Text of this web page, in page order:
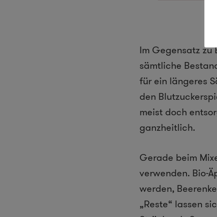
Im Gegensatz
sämtliche
für ein längeres
den
meist doch
ganzheitlich.
Gerade beim
verwenden. Bio-
werden,
„Reste“ lassen